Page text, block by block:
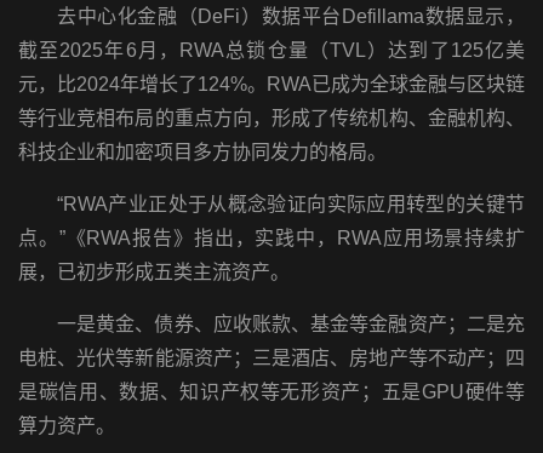
去中心化金融（DeFi）数据平台Defillama数据显示，
截至2025年6月，RWA总锁仓量（TVL）达到了125亿美
元，比2024年增长了124%。RWA已成为全球金融与区块链
等行业竞相布局的重点方向，形成了传统机构、金融机构、
科技企业和加密项目多方协同发力的格局。
“RWA产业正处于从概念验证向实际应用转型的关键节
点。”《RWA报告》指出，实践中，RWA应用场景持续扩
展，已初步形成五类主流资产。
一是黄金、债券、应收账款、基金等金融资产；二是充
电桩、光伏等新能源资产；三是酒店、房地产等不动产；四
是碳信用、数据、知识产权等无形资产；五是GPU硬件等
算力资产。